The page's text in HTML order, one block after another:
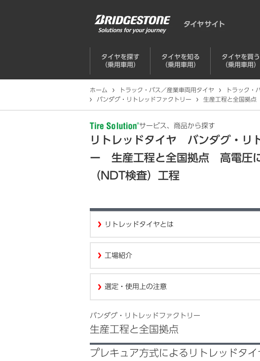
タイヤを探す
（乗用車用）
タイヤを知る
（乗用車用）
タイヤを買う
（乗用車用）
ホーム トラック・バス／産業車両用タイヤ トラック・
バンダグ・リトレッドファクトリー
生産工程と全国拠点
サービス、商品から探す
リトレッドタイヤ バンダグ・リ
ー 生産工程と全国拠点 高電圧
（NDT検査）工程
リトレッドタイヤとは
工場紹介
選定・使用上の注意
バンダグ・リトレッドファクトリー
生産工程と全国拠点
プレキュア方式によるリトレッドタイ